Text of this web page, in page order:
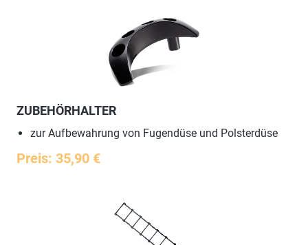
ZUBEHÖRHALTER
zur Aufbewahrung von Fugendüse und Polsterdüse
Preis: 35,90 €